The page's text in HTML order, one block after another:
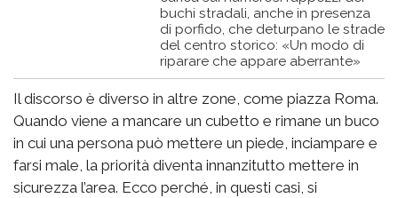
buchi stradali, anche in presenza
di porfido, che deturpano le strade
del centro storico: «Un modo di
riparare che appare aberrante»
Il discorso è diverso in altre zone, come piazza Roma.
Quando viene a mancare un cubetto e rimane un buco
in cui una persona può mettere un piede, inciampare e
farsi male, la priorità diventa innanzitutto mettere in
sicurezza l’area. Ecco perché, in questi casi, si